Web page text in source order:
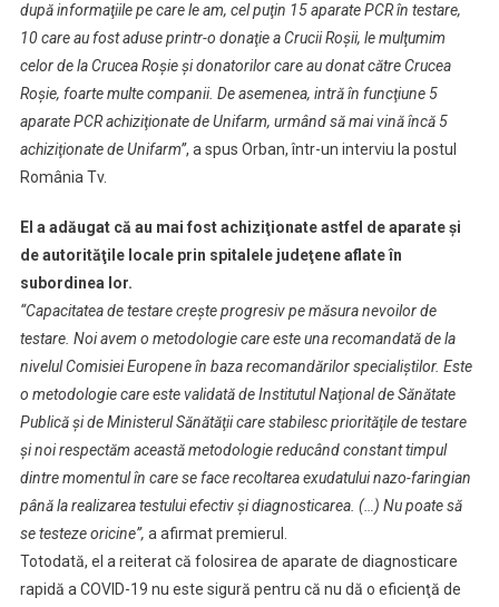
Centre
În
Care
Se
Face
Testarea
după informaţiile pe care le am, cel puţin 15 aparate PCR în testare,
10 care au fost aduse printr-o donaţie a Crucii Roşii, le mulţumim
celor de la Crucea Roşie şi donatorilor care au donat către Crucea
Roşie, foarte multe companii. De asemenea, intră în funcţiune 5
aparate PCR achiziţionate de Unifarm, urmând să mai vină încă 5
achiziţionate de Unifarm”, a spus Orban, într-un interviu la postul
România Tv.
El a adăugat că au mai fost achiziţionate astfel de aparate şi
de autorităţile locale prin spitalele judeţene aflate în
subordinea lor.
“Capacitatea de testare creşte progresiv pe măsura nevoilor de
testare. Noi avem o metodologie care este una recomandată de la
nivelul Comisiei Europene în baza recomandărilor specialiştilor. Este
o metodologie care este validată de Institutul Naţional de Sănătate
Publică şi de Ministerul Sănătăţii care stabilesc priorităţile de testare
şi noi respectăm această metodologie reducând constant timpul
dintre momentul în care se face recoltarea exudatului nazo-faringian
până la realizarea testului efectiv şi diagnosticarea. (…) Nu poate să
se testeze oricine”, a afirmat premierul.
Totodată, el a reiterat că folosirea de aparate de diagnosticare
rapidă a COVID-19 nu este sigură pentru că nu dă o eficienţă de